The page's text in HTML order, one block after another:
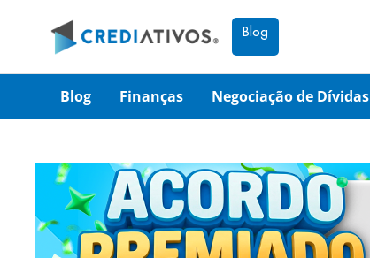
Blog
Blog Finanças Negociação de Dívidas